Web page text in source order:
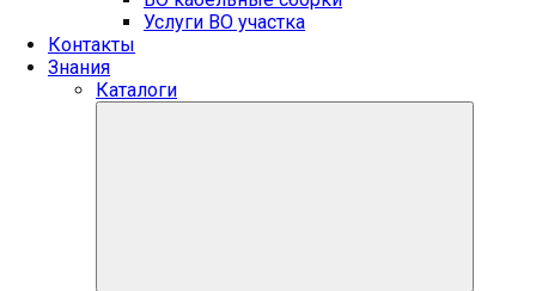
Услуги ВО участка
Контакты
Знания
Каталоги